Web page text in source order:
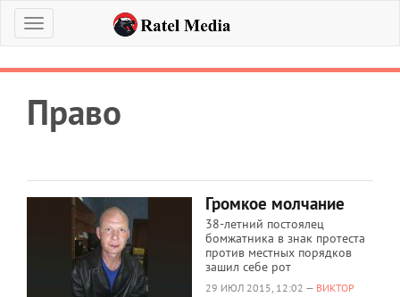
Меню
Право
Громкое молчание
38-летний постоялец
бомжатника в знак протеста
против местных порядков
зашил себе рот
29 ИЮЛ 2015, 12:02 — ВИКТОР